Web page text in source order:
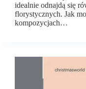
idealnie odnajdą się
florystycznych. Jak
kompozycjach…